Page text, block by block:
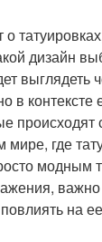
о
дизайн
в контексте
где
модным
на